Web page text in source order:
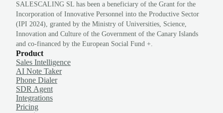
SALESCALING SL has been a beneficiary of the Grant for the
Incorporation of Innovative Personnel into the Productive Sector
(IPI 2024), granted by the Ministry of Universities, Science,
Innovation and Culture of the Government of the Canary Islands
and co-financed by the European Social Fund +.
Product
Sales Intelligence
AI Note Taker
Phone Dialer
SDR Agent
Integrations
Pricing